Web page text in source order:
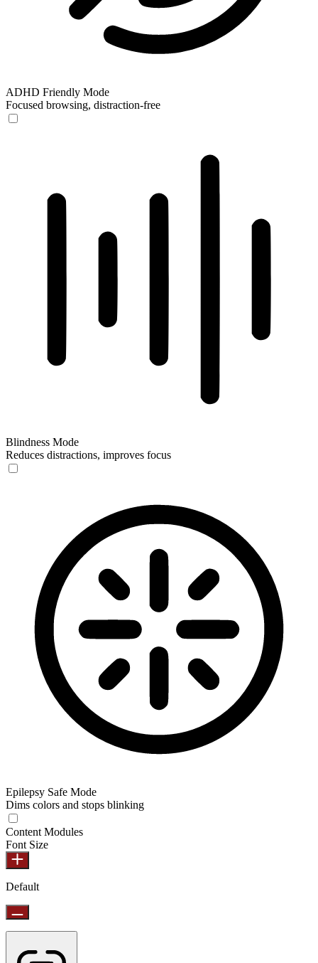
ADHD Friendly Mode
Focused browsing, distraction-free
Blindness Mode
Reduces distractions, improves focus
Epilepsy Safe Mode
Dims colors and stops blinking
Content Modules
Font Size
Default